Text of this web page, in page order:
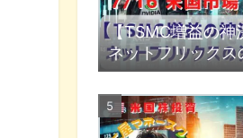
【TSMC増益の神
ネットフリック